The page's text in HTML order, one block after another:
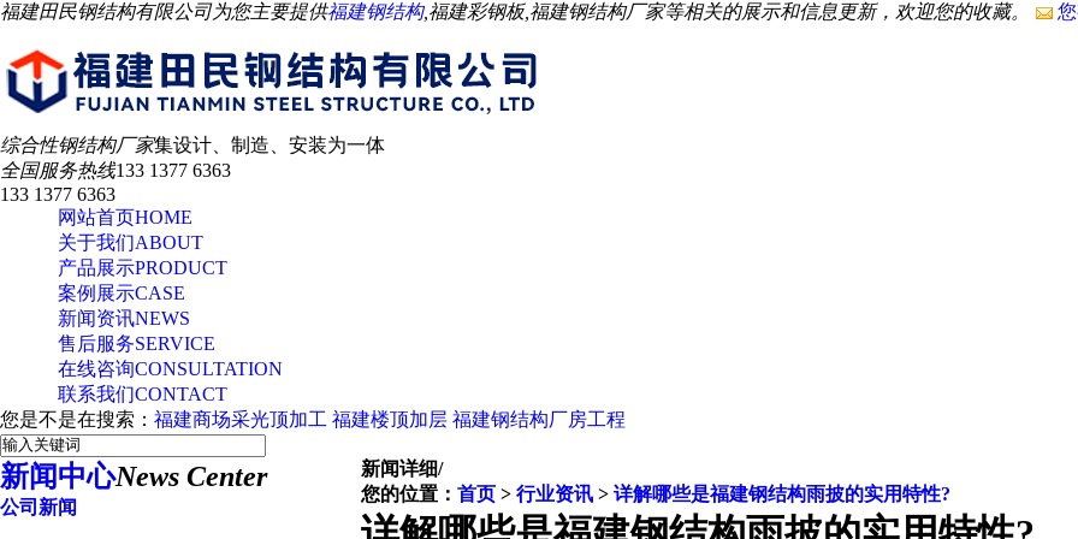
福建田民钢结构有限公司为您主要提供福建钢结构,福建彩钢板,福建钢结构厂家等相关的展示和信息更新，欢迎您的收藏。
综合性钢结构厂家集设计、制造、安装为一体
全国服务热线133 1377 6363
133 1377 6363
网站首页HOME
关于我们ABOUT
产品展示PRODUCT
案例展示CASE
新闻资讯NEWS
售后服务SERVICE
在线咨询CONSULTATION
联系我们CONTACT
您是不是在搜索： 福建商场采光顶加工 福建楼顶加层 福建钢结构厂房工程
新闻中心News Center
公司新闻
新闻详细/
您的位置： 首页 > 行业资讯 > 详解哪些是福建钢结构雨披的实用特性?